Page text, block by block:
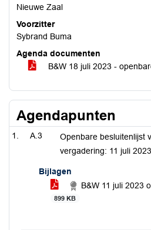
Nieuwe Zaal
Voorzitter
Sybrand Buma
Agenda documenten
B&W 18 juli 2023 -
Agendapunten
A.3
Openbare besluitenlijst
vergadering: 11 juli 2023
Bijlagen
B&W 11 juli 2023
899 KB